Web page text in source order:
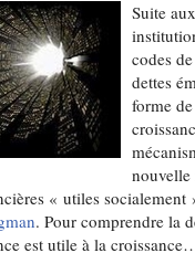
Suite
codes
dettes
forme
nouvelle
« utiles socialement
. Pour comprendre la
est utile à la